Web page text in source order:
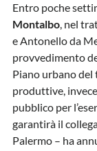
Entro poche
Montalbo, nel
e Antonello da
provvedimento
Piano urbano
produttive,
pubblico per
garantirà il
Palermo – ha